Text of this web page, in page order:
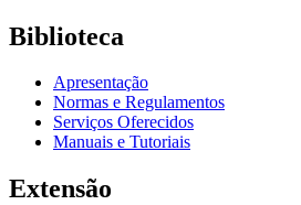
Biblioteca
Apresentação
Normas e Regulamentos
Serviços Oferecidos
Manuais e Tutoriais
Extensão